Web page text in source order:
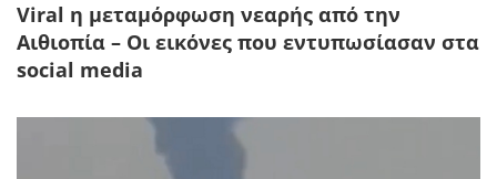
Viral η μεταμόρφωση νεαρής από την
Αιθιοπία – Οι εικόνες που εντυπωσίασαν στα
social media